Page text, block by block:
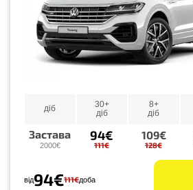
діб
30+
діб
8+
діб
Застава
2000€
94€
111€
109€
128€
від94€111€доба